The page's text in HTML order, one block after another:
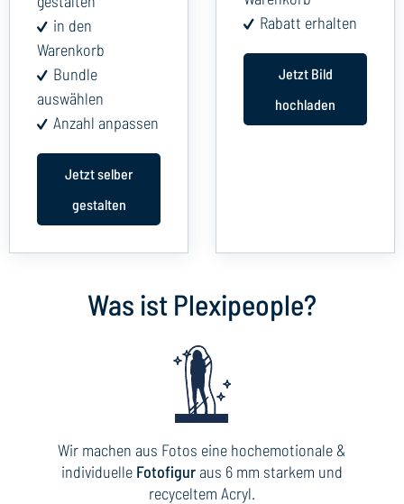
in den
Warenkorb
Bundle
auswählen
Anzahl anpassen
Jetzt selber
gestalten
Rabatt erhalten
Jetzt Bild
hochladen
Was ist Plexipeople?
Wir machen aus Fotos eine hochemotionale &
individuelle Fotofiguraus 6 mm starkem und
recyceltem Acryl.